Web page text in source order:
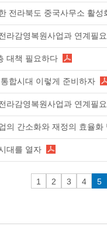
전라북도 중국사무소 활성
라감영복원사업과 연계필
대책 필요하다
합시대 이렇게 준비하자
라감영복원사업과 연계필
의 간소화와 재정의 효율화
대를 열자
1 2 3 4 5